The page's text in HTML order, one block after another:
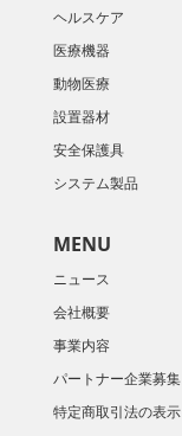
ヘルスケア
医療機器
動物医療
設置器材
安全保護具
システム製品
MENU
ニュース
会社概要
​事業内容
パートナー企業募集
特定商取引法の表示